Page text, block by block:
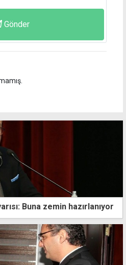
Gönder
Buna zemin hazırlanıyor